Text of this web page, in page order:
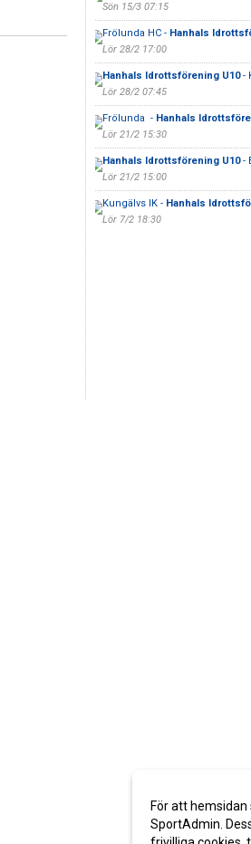
Sön 15/3 07:15
Frölunda HC - Hanhals
Lör 28/2 17:00
Hanhals Idrottsförening U10-
Lör 28/2 07:45
Frölunda - Hanhals
Lör 21/2 15:30
Hanhals Idrottsförening U10-
Lör 21/2 15:00
Kungälvs IK - Hanhals
Lör 7/2 18:30
För att
SportAdmin.